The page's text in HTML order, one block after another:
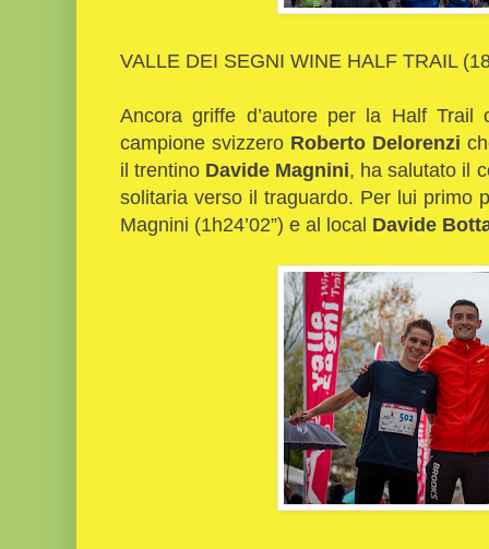
VALLE DEI SEGNI WINE HALF TRAIL
Ancora griffe d’autore per la Half
campione svizzero Roberto Delorenzi
il trentino Davide Magnini, ha salutato il
solitaria verso il traguardo. Per lui primo
Magnini (1h24’02”) e al local Davide